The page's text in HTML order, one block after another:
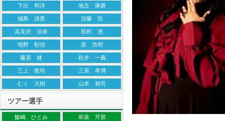
下出 和洋 地主 琢磨
城島 清貴 須藤 浩
高見沢 治幸 田村 洸
地野 彰信 原 浩明
藤原 健 松井 一義
三上 龍玲 三原 孝博
むく 大樹 山本 裕司
ツアー選手
飯嶋 ひとみ 和泉 芹那